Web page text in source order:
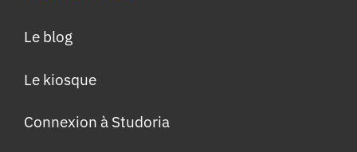
Le blog
Le kiosque
Connexion à Studoria